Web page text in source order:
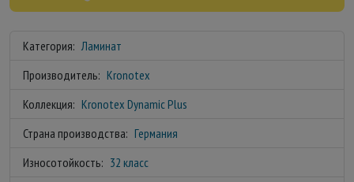
Категория: Ламинат
Производитель: Kronotex
Коллекция: Kronotex Dynamic Plus
Страна производства: Германия
Износотойкость: 32 класс